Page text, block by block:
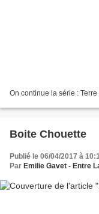
On continue la série :
Boite Chouette
Publié le 06/04/2017 à
Par Emilie Gavet - Entre